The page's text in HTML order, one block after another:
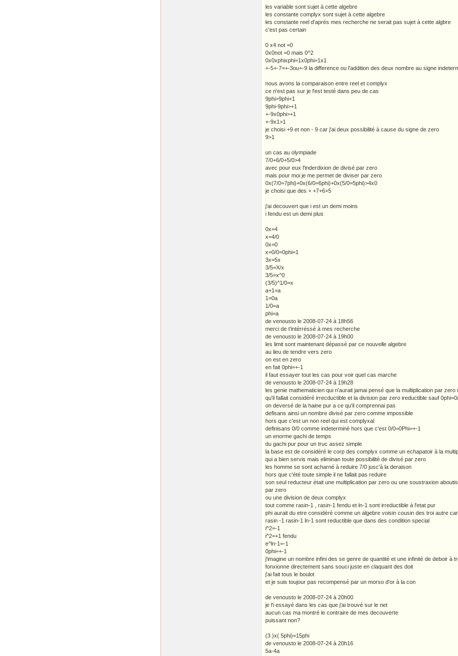
les variable sont sujet à cette algebre
les constante complyx sont sujet à cette algebre
les constante reel d'aprés mes recherche ne serait pas sujet à cette algbre
c'est pas certain
0 x4 not =0
0x0not =0 mais 0^2
0x0xphixphi=1x0phi=1x1
+-5+-7=+-3ou+-9 la difference ou l'addition des deux nombre au signe
nous avons la comparaison entre reel et complyx
ce n'est pas sur je l'est testé dans peu de cas
9phi>9phi+1
9phi-9phi>+1
+-9x0phi>+1
+-9x1>1
je choisi +9 et non - 9 car j'ai deux possibilité à cause du signe de zero
9>1
un cas au olympiade
7/0+6/0+5/0>4
avec pour eux l'inderdixion de divisé par zero
mais pour moi je me permet de diviser par zero
0x(7/0=7phi)+0x(6/0=6phi)+0x(5/0=5phi)>4x0
je choisi que des + +7+6+5
j'ai decouvert que i est un demi moins
i fendu est un demi plus
0x=4
x=4/0
0x=0
x=0/0=0phi=1
3x=5x
3/5=X/x
3/5=x^0
(3/5)^1/0=x
a+1=a
1=0a
1/0=a
phi=a
de venousto le 2008-07-24 à 18h56
merci de t'intérréssé à mes recherche
de venousto le 2008-07-24 à 19h00
les limit sont maintenant dépassé par ce nouvelle algebre
au lieu de tendre vers zero
on est en zero
en fait 0phi=+-1
il faut essayer tout les cas pour voir quel cas marche
de venousto le 2008-07-24 à 19h28
les genie mathematicien qui n'aurait jamai pensé que la multiplication par zero
qu'il fallait considéré irrecductible et la division par zero ireductible sauf
on deversé de la haine pur a ce qu'il comprennai pas
defisans ainsi un nombre divisé par zero comme impossible
hors que c'est un non reel qui est complyxal
definisans 0/0 comme indeterminé hors que c'est 0/0=0Phi=+-1
un enorme gachi de temps
du gachi pur pour un truc assez simple
la base est de considéré le corp des complyx comme un echapatoir à la
qui a bien servis mais eliminan toute possibilité de divisé par zero
les homme se sont acharné à reduire 7/0 jusc'à la deraison
hors que c'été toute simple il ne fallait pas reduire
son seul reducteur était une multiplication par zero ou une soustraxion
par zero
ou une division de deux complyx
tout comme rasin-1 , rasin-1 fendu et ln-1 sont irreductible à l'etat pur
phi aurait du etre considéré comme un algebre voisin cousin des troi autre
rasin -1 rasin-1 ln-1 sont reductible que dans des condition special
i^2=-1
i^2=+1 fendu
e^ln-1=-1
0phi=+-1
j'imagine un nombre infini des se genre de quantité et une infinité de deboir à
fonxionne directement sans souci juste en claquant des doit
j'ai fait tous le boulot
et je suis toujour pas recompensé par un morso d'or à la con
de venousto le 2008-07-24 à 20h00
je l'i essayé dans les cas que j'ai trouvé sur le net
aucun cas ma montré le contraire de mes decouverte
puissant non?
(3 )x( 5phi)=15phi
de venousto le 2008-07-24 à 20h16
5a-4a